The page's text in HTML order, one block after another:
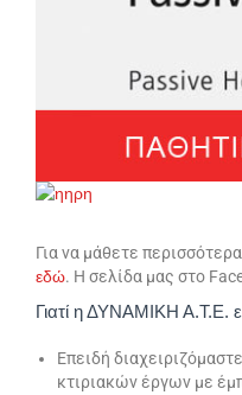
Για να μάθετε
εδώ. Η σελίδα μας στο
Γιατί η ΔΥΝΑΜΙΚΗ Α.Τ.Ε.
Επειδή
κτιριακών έργων με